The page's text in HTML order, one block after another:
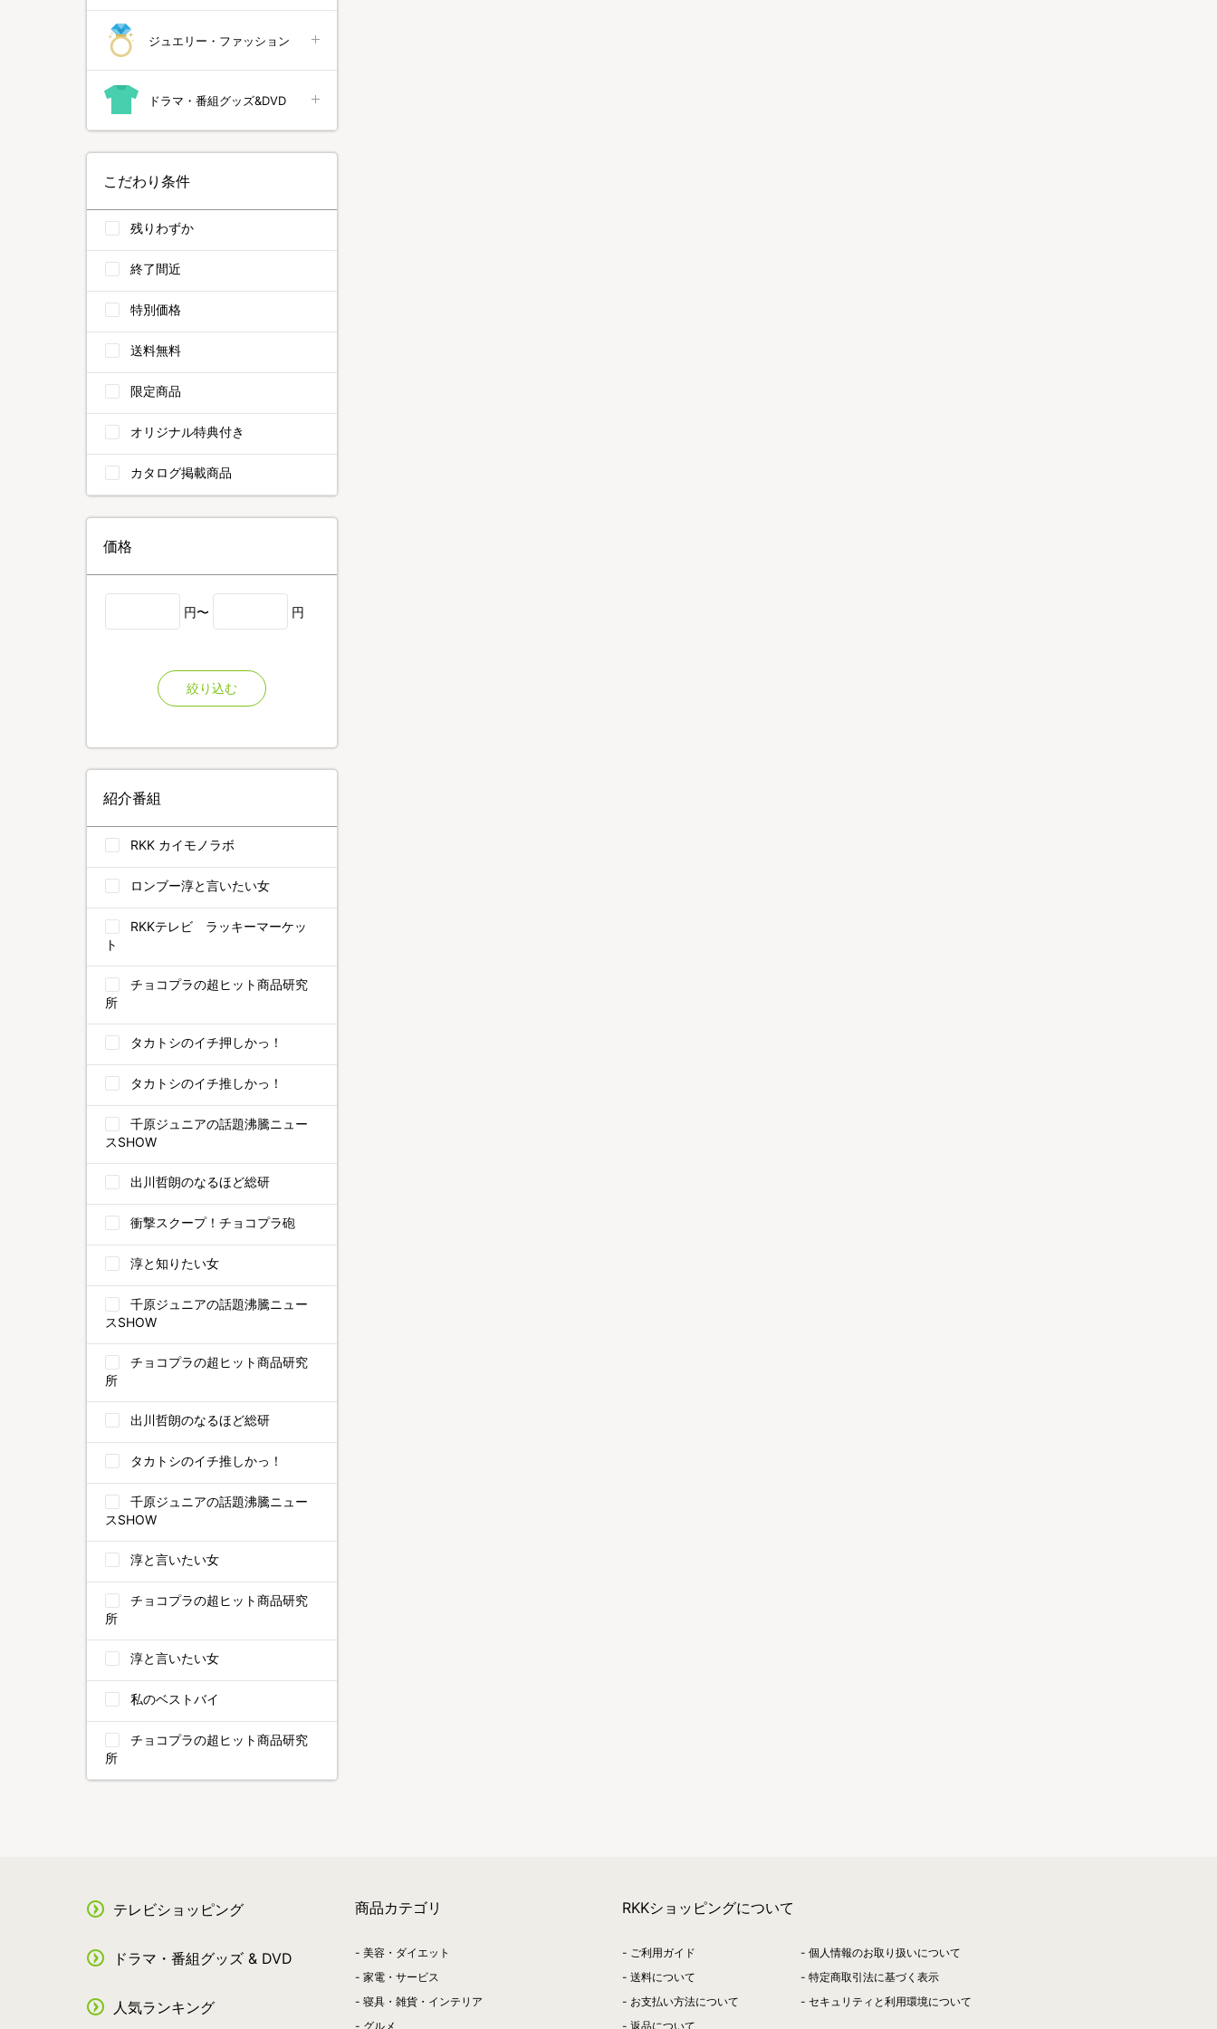
ジュエリー・ファッション
ドラマ・番組グッズ&DVD
こだわり条件
残りわずか
終了間近
特別価格
送料無料
限定商品
オリジナル特典付き
カタログ掲載商品
価格
円〜 円
絞り込む
紹介番組
RKK カイモノラボ
ロンブー淳と言いたい女
RKKテレビ ラッキーマーケッ
ト
チョコプラの超ヒット商品研究
所
タカトシのイチ押しかっ！
タカトシのイチ推しかっ！
千原ジュニアの話題沸騰ニュー
スSHOW
出川哲朗のなるほど総研
衝撃スクープ！チョコプラ砲
淳と知りたい女
千原ジュニアの話題沸騰ニュー
スSHOW
チョコプラの超ヒット商品研究
所
出川哲朗のなるほど総研
タカトシのイチ推しかっ！
千原ジュニアの話題沸騰ニュー
スSHOW
淳と言いたい女
チョコプラの超ヒット商品研究
所
淳と言いたい女
私のベストバイ
チョコプラの超ヒット商品研究
所
テレビショッピング
ドラマ・番組グッズ & DVD
人気ランキング
商品カテゴリ
美容・ダイエット
家電・サービス
寝具・雑貨・インテリア
グルメ
RKKショッピングについて
ご利用ガイド
送料について
お支払い方法について
返品について
個人情報のお取り扱いについて
特定商取引法に基づく表示
セキュリティと利用環境について